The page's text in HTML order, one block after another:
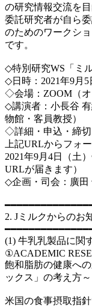
の研究情報交流を
委託研究者が自ら
のためのワークシ
です。
◇特別研究WS「ミ
◇日時：2021年9月5
◇会場：ZOOM（オ
◇講演者：小長谷
物館・客員教授）
◇詳細・申込・締切
上記URLからフォ
2021年9月4日（土
URLが届きます）
◇企画・司会：廣田
2. Jミルクからのお
(1) 牛乳乳製品に関
①ACADEMIC
飽和脂肪の健康へ
ックス」の考え方～
米国の食事摂取指